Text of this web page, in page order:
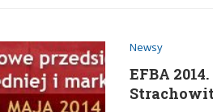
Newsy
EFBA